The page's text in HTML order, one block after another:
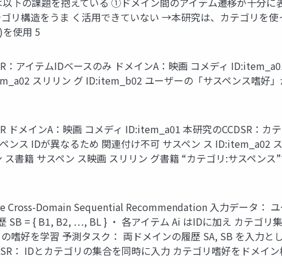
構造をうま く活用できていない →本研究は、カテゴリを使
使用 5
アイテムIDベースのみ ドメインA：映画 コメディ
スリリン グ ID:item_b02 ユーザーの「サスペンス嗜好
メインA：映画 コメディ ID:item_a01 本研究のCCDSR：カ
ンス IDが異なるため 関連付け不可 サスペン ス ID:item_a02
書籍 サスペン ス映画 スリリン グ書籍 “カテゴリ:サスペンス
Cross-Domain Sequential Recommendation 入力データ：
SB = { B1, B2, …, BL } ・ 各アイテム Ai はIDに加え カテゴ
嗜好を学習 予測タスク： 両ドメインの履歴 SA, SB を入力と
： IDとカテゴリの集合を同時に入力 カテゴリ嗜好をドメイ